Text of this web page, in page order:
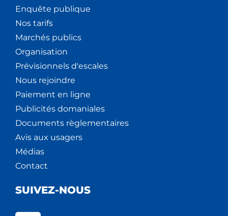
Enquête publique
Nos tarifs
Marchés publics
Organisation
Prévisionnels d'escales
Nous rejoindre
Paiement en ligne
Publicités domaniales
Documents règlementaires
Avis aux usagers
Médias
Contact
SUIVEZ-NOUS